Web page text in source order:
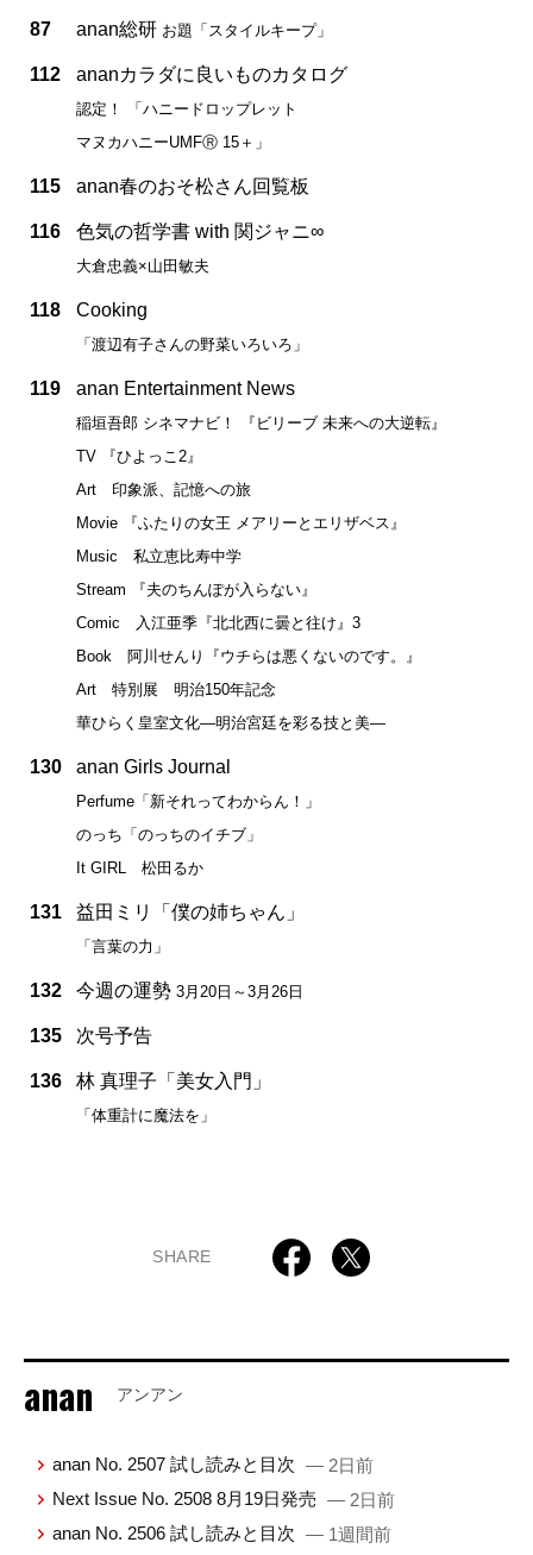
87 anan総研 お題「スタイルキープ」
112 ananカラダに良いものカタログ
認定！ 「ハニードロップレット
マヌカハニーUMFⓇ 15＋」
115 anan春のおそ松さん回覧板
116 色気の哲学書 with 関ジャニ∞
大倉忠義×山田敏夫
118 Cooking
「渡辺有子さんの野菜いろいろ」
119 anan Entertainment News
稲垣吾郎 シネマナビ！ 『ビリーブ 未来への大逆転』
TV 『ひよっこ2』
Art 印象派、記憶への旅
Movie 『ふたりの女王 メアリーとエリザベス』
Music 私立恵比寿中学
Stream 『夫のちんぽが入らない』
Comic 入江亜季『北北西に曇と往け』3
Book 阿川せんり『ウチらは悪くないのです。』
Art 特別展 明治150年記念
華ひらく皇室文化―明治宮廷を彩る技と美―
130 anan Girls Journal
Perfume「新それってわからん！」
のっち「のっちのイチブ」
It GIRL 松田るか
131 益田ミリ「僕の姉ちゃん」
「言葉の力」
132 今週の運勢 3月20日～3月26日
135 次号予告
136 林 真理子「美女入門」
「体重計に魔法を」
SHARE
anan アンアン
anan No. 2507 試し読みと目次 — 2日前
Next Issue No. 2508 8月19日発売 — 2日前
anan No. 2506 試し読みと目次 — 1週間前